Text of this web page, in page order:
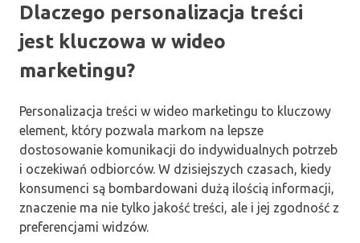
Dlaczego personalizacja treści
jest kluczowa w wideo
marketingu?
Personalizacja treści w wideo marketingu to kluczowy
element, który pozwala markom na lepsze
dostosowanie komunikacji do indywidualnych potrzeb
i oczekiwań odbiorców. W dzisiejszych czasach, kiedy
konsumenci są bombardowani dużą ilością informacji,
znaczenie ma nie tylko jakość treści, ale i jej zgodność z
preferencjami widzów.